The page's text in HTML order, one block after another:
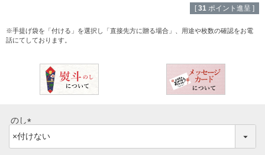
[ 31 ポイント進呈 ]
※手提げ袋を「付ける」を選択し「直接先方に贈る場合」、用途や枚数の確認をお電
話にてしております。
のし
(
必